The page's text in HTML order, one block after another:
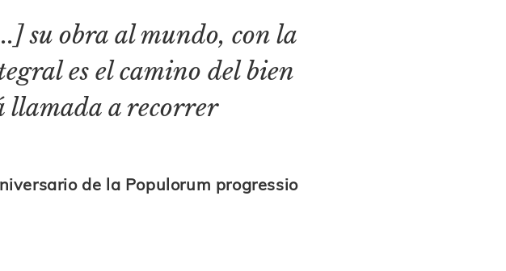
su obra al mundo, con la
es el camino del bien
llamada a recorrer
de la Populorum progressio